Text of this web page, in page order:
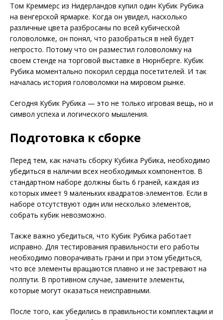
Том Креммерс из Нидерландов купил один Кубик Рубика
на венгерской ярмарке. Когда он увидел, насколько
различные цвета разбросаны по всей кубической
головоломке, он понял, что разобраться в ней будет
непросто. Потому что он разместил головоломку на
своем стенде на торговой выставке в Нюрнберге. Кубик
Рубика моментально покорил сердца посетителей. И так
началась история головоломки на мировом рынке.
Сегодня Кубик Рубика — это не только игровая вещь, но и
символ успеха и логического мышления.
Подготовка к сборке
Перед тем, как начать сборку Кубика Рубика, необходимо
убедиться в наличии всех необходимых компонентов. В
стандартном наборе должны быть 6 граней, каждая из
которых имеет 9 маленьких квадратов-элементов. Если в
наборе отсутствуют один или несколько элементов,
собрать кубик невозможно.
Также важно убедиться, что Кубик Рубика работает
исправно. Для тестирования правильности его работы
необходимо поворачивать грани и при этом убедиться,
что все элементы вращаются плавно и не застревают на
полпути. В противном случае, замените элементы,
которые могут оказаться неисправными.
После того, как убедились в правильности комплектации и